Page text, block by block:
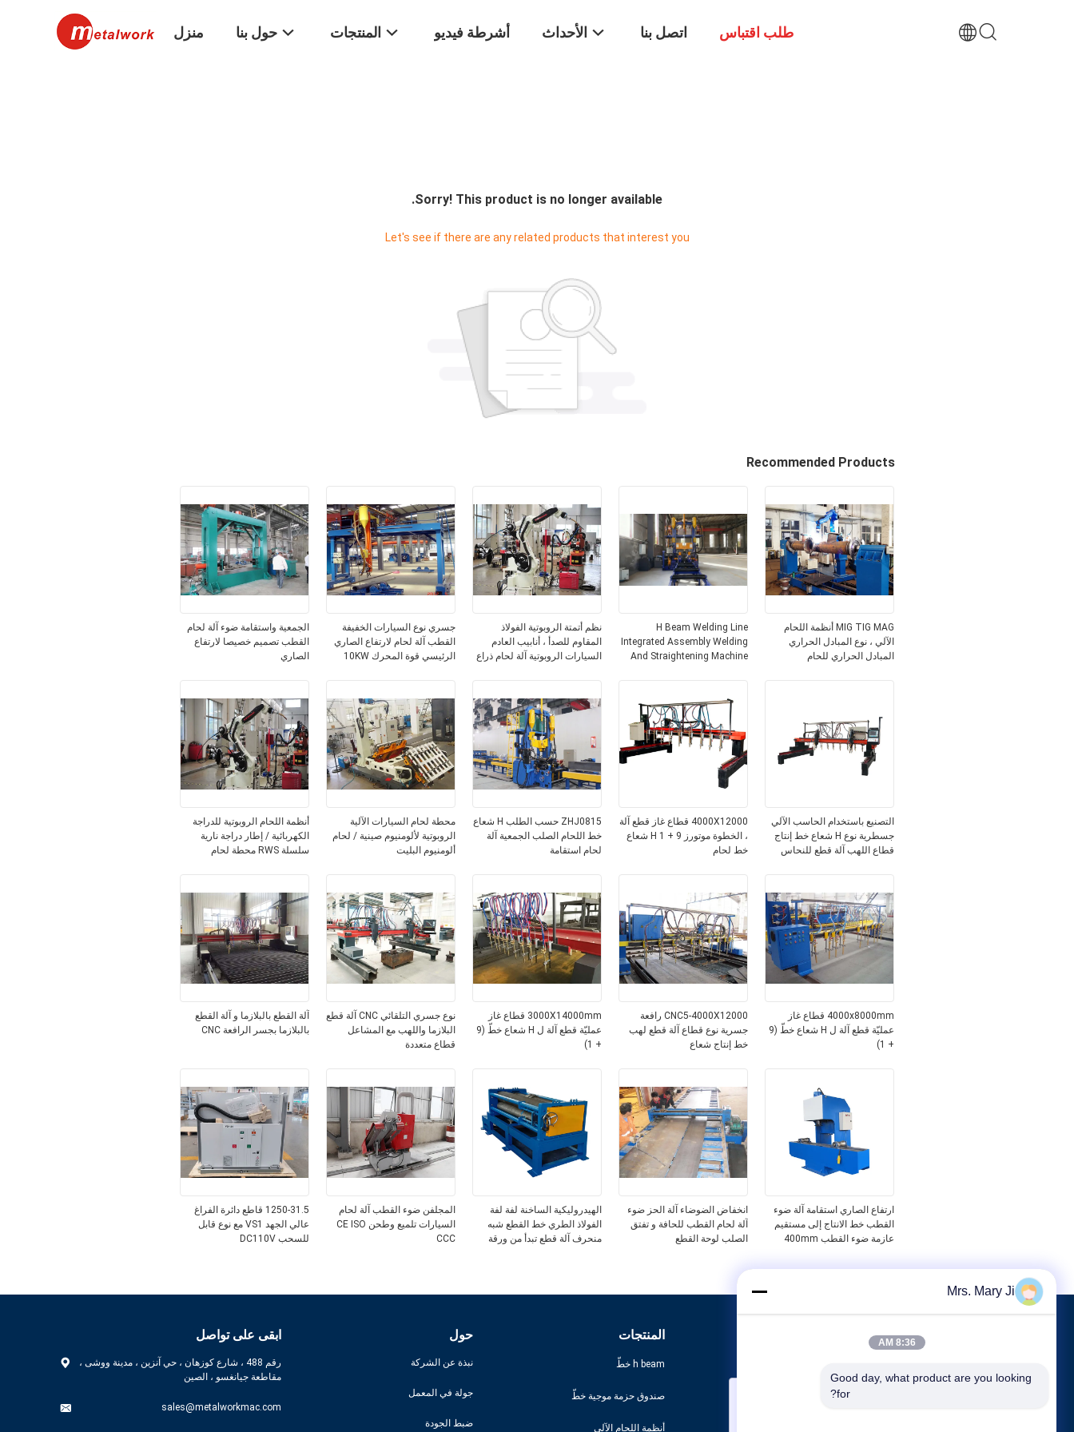
منزل حول بنا المنتجات أشرطة فيديو الأحداث اتصل بنا طلب اقتباس
Sorry! This product is no longer available.
Let's see if there are any related products that interest you
Recommended Products
الجمعية واستقامة ضوء آلة لحام
القطب تصميم خصيصا لارتفاع
الصاري
جسري نوع السيارات الخفيفة
القطب آلة لحام لارتفاع الصاري
الرئيسي قوة المحرك 10KW
نظم أتمتة الروبوتية الفولاذ
المقاوم للصدأ ، أنابيب العادم
السيارات الروبوتية آلة لحام ذراع
H Beam Welding Line
Integrated Assembly Welding
And Straightening Machine
MIG TIG MAG أنظمة اللحام
الآلي ، نوع المبادل الحراري
المبادل الحراري للحام
أنظمة اللحام الروبوتية للدراجة
الكهربائية / إطار دراجة نارية
سلسلة RWS محطة لحام
محطة لحام السيارات الآلية
الروبوتية لألومنيوم صينية / لحام
ألومنيوم البليت
ZHJ0815 حسب الطلب H شعاع
خط اللحام الصلب الجمعية آلة
لحام استقامة
4000X12000 قطاع غاز قطع آلة
، الخطوة موتورز 9 + 1 H شعاع
خط لحام
التصنيع باستخدام الحاسب الآلي
جسطرية نوع H شعاع خط إنتاج
قطاع اللهب آلة قطع للنحاس
آلة القطع بالبلازما و آلة القطع
بالبلازما بجسر الرافعة CNC
نوع جسري التلقائي CNC آلة قطع
البلازما واللهب مع المشاعل
قطاع متعددة
3000X14000mm قطاع غاز
عمليّة قطع آلة ل H شعاع خطّ (9
+ 1)
CNC5-4000X12000 رافعة
جسرية نوع قطاع آلة قطع لهب
خط إنتاج شعاع
4000x8000mm قطاع غاز
عمليّة قطع آلة ل H شعاع خطّ (9
+ 1)
1250-31.5 قاطع دائرة الفراغ
عالي الجهد VS1 مع نوع قابل
للسحب DC110V
المجلفن ضوء القطب آلة لحام
السيارات تلميع وطحن CE ISO
CCC
الهيدروليكية الساخنة لفة لفة
الفولاذ الطري خط القطع شبه
منحرف آلة قطع تبدأ من ورقة
انخفاض الضوضاء آلة الحز ضوء
آلة لحام القطب للحافة و تفتق
الصلب لوحة القطع
ارتفاع الصاري استقامة آلة ضوء
القطب خط الانتاج إلى مستقيم
عازمة ضوء القطب 400mm
ابقى على تواصل
رقم 488 ، شارع كوزهان ، حي آنزين ، مدينة ووشى ،
مقاطعة جيانغسو ، الصين
sales@metalworkmac.com
حول
نبذة عن الشركة
جولة في المعمل
ضبط الجودة
المنتجات
h beam خطّ
صندوق حزمة موجية خطّ
أنظمة اللحام الآلي
Mrs. Mary Ji
8:36 AM
Good day, what product are you looking
for?